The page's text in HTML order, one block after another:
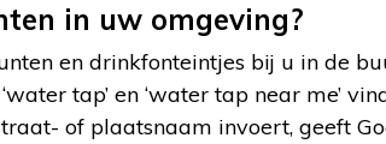
in uw omgeving?
en drinkfonteintjes bij u in de
tap’ en ‘water tap near me’
of plaatsnaam invoert, geeft